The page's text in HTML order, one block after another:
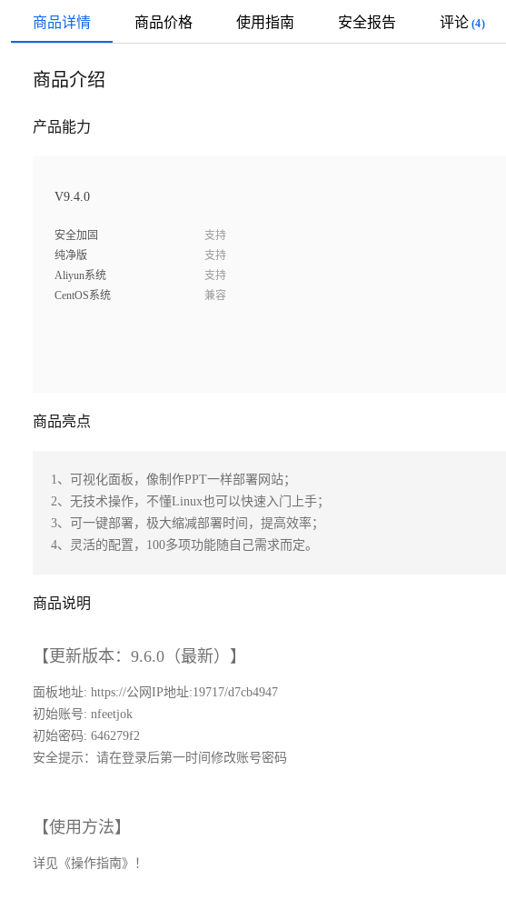
商品详情 商品价格 使用指南 安全报告 评论 (4)
商品介绍
产品能力
V9.4.0
安全加固
支持
纯净版
支持
Aliyun系统
支持
CentOS系统
兼容
商品亮点
1、可视化面板，像制作PPT一样部署网站；
2、无技术操作，不懂Linux也可以快速入门上手；
3、可一键部署，极大缩减部署时间，提高效率；
4、灵活的配置，100多项功能随自己需求而定。
商品说明
【更新版本：9.6.0（最新）】
面板地址: https://公网IP地址:19717/d7cb4947
初始账号: nfeetjok
初始密码: 646279f2
安全提示：请在登录后第一时间修改账号密码
【使用方法】
详见《操作指南》！